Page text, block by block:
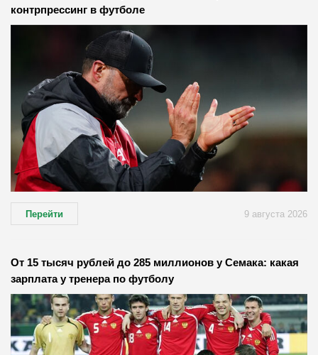
контрпрессинг в футболе
Перейти 9 августа 2026
От 15 тысяч рублей до 285 миллионов у Семака: какая
зарплата у тренера по футболу